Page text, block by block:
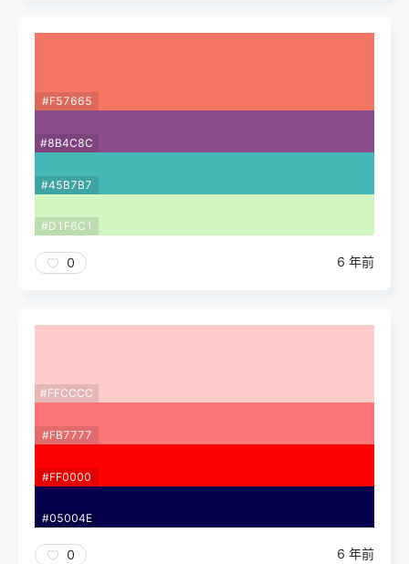
#F57665
#8B4C8C
#45B7B7
#D1F6C1
0 6 年前
#FFCCCC
#FB7777
#FF0000
#05004E
0 6 年前